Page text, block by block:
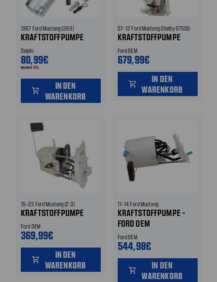
1967 Ford Mustang (390)
KRAFTSTOFFPUMPE
Delphi
80,99€
89,99€-10%
shopping_cart
IN DEN
WARENKORB
07-12 Ford Mustang Shelby GT500
KRAFTSTOFFPUMPE
Ford OEM
679,99€
shopping_cart
IN DEN
WARENKORB
15-23 Ford Mustang (2.3)
KRAFTSTOFFPUMPE
Ford OEM
369,99€
shopping_cart
IN DEN
WARENKORB
11-14 Ford Mustang
KRAFTSTOFFPUMPE -
FORD OEM
Ford OEM
544,98€
shopping_cart
IN DEN
WARENKORB